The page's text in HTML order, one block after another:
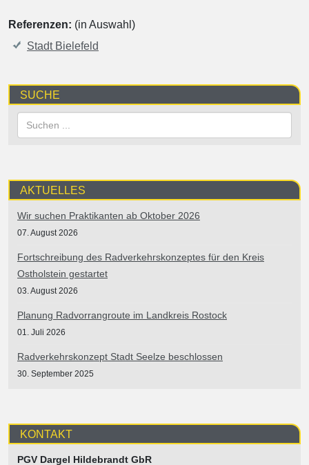
Referenzen: (in Auswahl)
Stadt Bielefeld
SUCHE
AKTUELLES
Wir suchen Praktikanten ab Oktober 2026
07. August 2026
Fortschreibung des Radverkehrskonzeptes für den Kreis
Ostholstein gestartet
03. August 2026
Planung Radvorrangroute im Landkreis Rostock
01. Juli 2026
Radverkehrskonzept Stadt Seelze beschlossen
30. September 2025
KONTAKT
PGV Dargel Hildebrandt GbR